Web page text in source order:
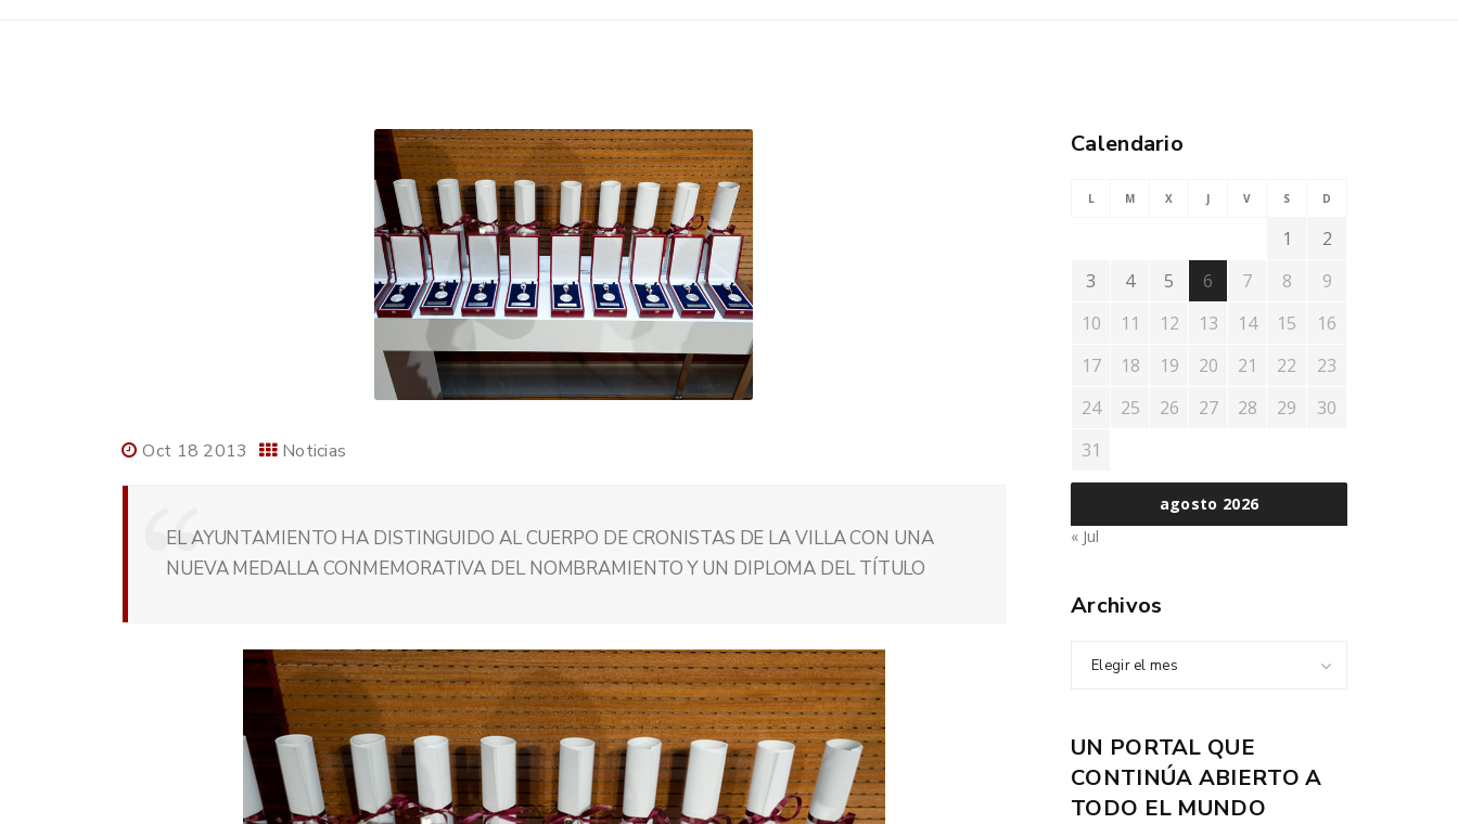
Oct 18 2013 Noticias
EL AYUNTAMIENTO HA DISTINGUIDO AL CUERPO DE CRONISTAS DE LA VILLA CON UNA
NUEVA MEDALLA CONMEMORATIVA DEL NOMBRAMIENTO Y UN DIPLOMA DEL TÍTULO
Calendario
agosto 2026
L M X J V S D
1
2
3
4 5 6 7 8
9
10
11 12 13 14 15
16
17
18 19 20 21 22
23
24
25 26 27 28 29
30
31
« Jul
Archivos
Elegir el mes
UN PORTAL QUE
CONTINÚA ABIERTO A
TODO EL MUNDO